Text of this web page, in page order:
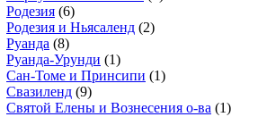
Родезия (6)
Родезия и Ньясаленд (2)
Руанда (8)
Руанда-Урунди (1)
Сан-Томе и Принсипи (1)
Свазиленд (9)
Святой Елены и Вознесения о-ва (1)